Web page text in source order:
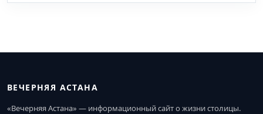
ВЕЧЕРНЯЯ АСТАНА
«Вечерняя Астана» — информационный сайт о жизни столицы.